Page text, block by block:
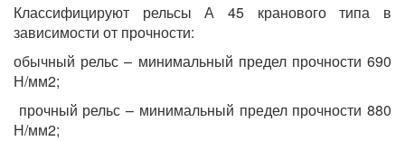
Классифицируют рельсы А 45 кранового типа в
зависимости от прочности:
обычный рельс – минимальный предел прочности 690
Н/мм2;
прочный рельс – минимальный предел прочности 880
Н/мм2;